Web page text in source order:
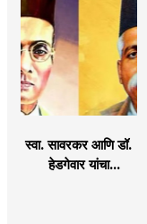
स्वा. सावरकर आणि डॉ.
हेडगेवार यांचा